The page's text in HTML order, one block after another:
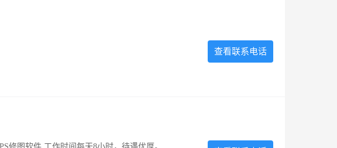
查看联系电话